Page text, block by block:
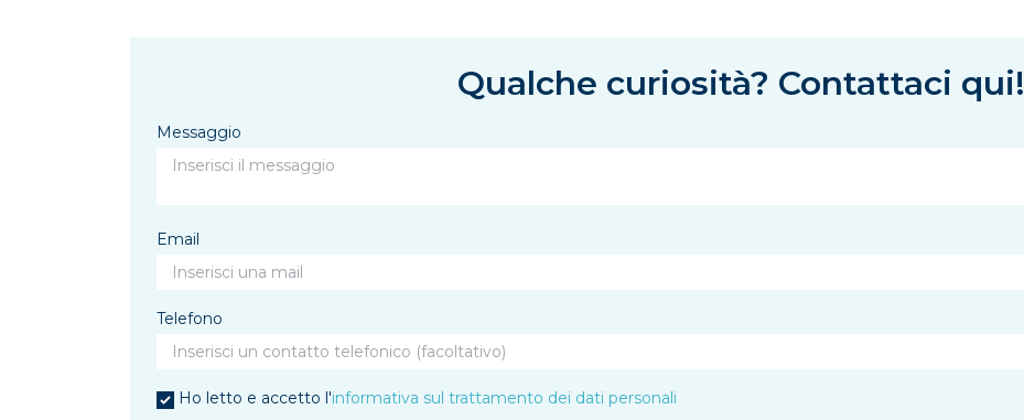
Qualche curiosità? Contattaci qui!
Messaggio
Email
Telefono
Ho letto e accetto l'informativa sul trattamento dei dati personali